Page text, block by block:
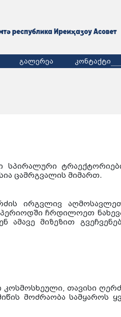
გალერეა კონტაქტი
ცამრგვალის მიმართ.
ირგვლივ
პერიოდში ჩრდილოეთ
მიზეზით
თავისი
მოძრაობა სამყაროს